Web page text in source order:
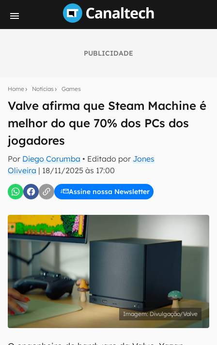
PUBLICIDADE
Home Notícias Games
Valve afirma que Steam Machine é
melhor do que 70% dos PCs dos
jogadores
Por Diego Corumba • Editado por Jones
Oliveira | 18/11/2025 às 17:00
Assine nossa Newsletter
notícias e reviews sobre tecnologia em primeira
mão.
E-mail
inscreva-se
Confirmo que li, aceito e concordo com os Termos de
Uso e Política de Privacidade do Canaltech.
Divulgação/Valve